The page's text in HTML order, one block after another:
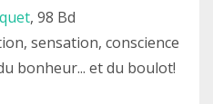
, 98 Bd
sensation, conscience
bonheur... et du boulot!